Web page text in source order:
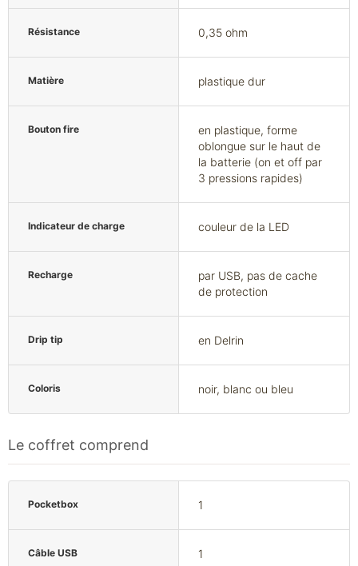
Résistance 0,35 ohm
Matière plastique dur
Bouton fire
en plastique, forme
oblongue sur le haut de
la batterie (on et off par
3 pressions rapides)
Indicateur de charge couleur de la LED
Recharge
par USB, pas de cache
de protection
Drip tip en Delrin
Coloris noir, blanc ou bleu
Le coffret comprend
Pocketbox 1
Câble USB 1